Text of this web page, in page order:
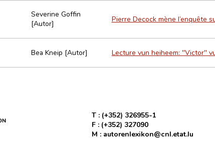
Severine Goffin
[Autor]
Pierre Decock mène l’enquête
Bea Kneip [Autor] Lecture vun heiheem: "Victor"
T : (+352) 326955-1
F : (+352) 327090
M : autorenlexikon@cnl.etat.lu